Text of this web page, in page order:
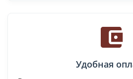
Удобная